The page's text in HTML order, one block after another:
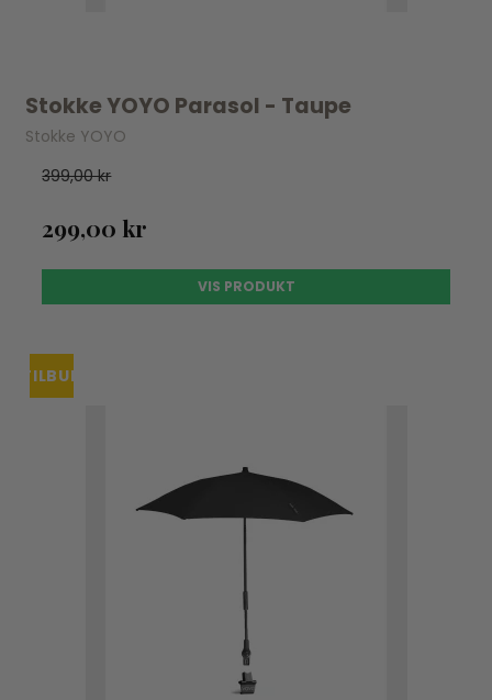
Stokke YOYO Parasol - Taupe
Stokke YOYO
399,00 kr
299,00 kr
VIS PRODUKT
TILBUD